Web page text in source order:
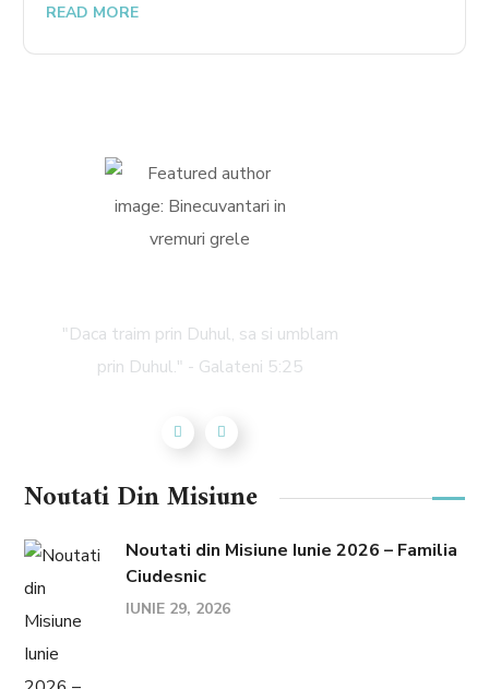
READ MORE
"Daca traim prin Duhul, sa si umblam
prin Duhul." - Galateni 5:25
Noutati Din Misiune
Noutati din Misiune Iunie 2026 – Familia
Ciudesnic
IUNIE 29, 2026